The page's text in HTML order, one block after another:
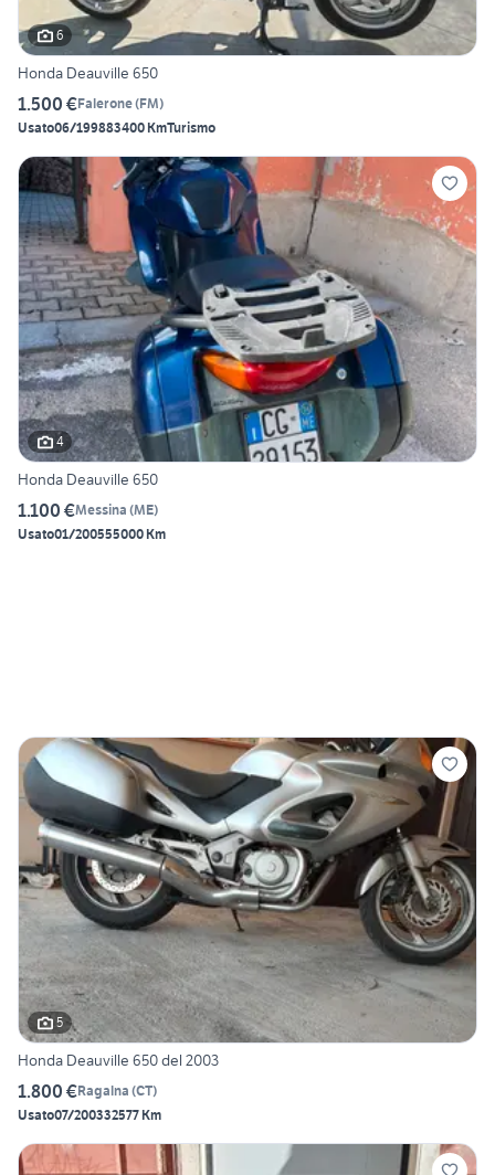
6
Honda Deauville 650
1.500 €Falerone(FM)
Usato06/199883400 KmTurismo
4
Honda Deauville 650
1.100 €Messina (ME)
Usato01/200555000 Km
5
Honda Deauville 650 del 2003
1.800 €Ragalna (CT)
Usato07/200332577 Km